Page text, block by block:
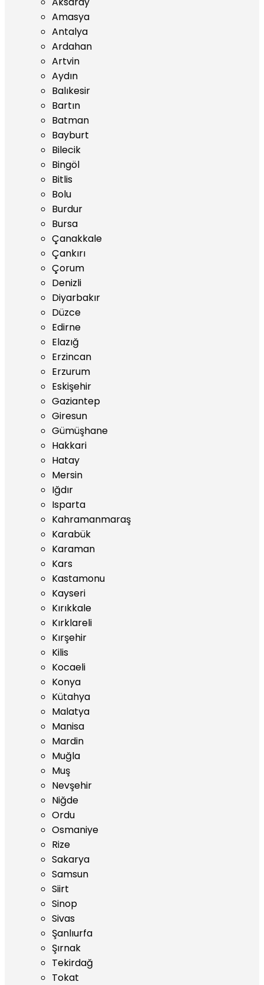
Amasya
Antalya
Ardahan
Artvin
Aydın
Balıkesir
Bartın
Batman
Bayburt
Bilecik
Bingöl
Bitlis
Bolu
Burdur
Bursa
Çanakkale
Çankırı
Çorum
Denizli
Diyarbakır
Düzce
Edirne
Elazığ
Erzincan
Erzurum
Eskişehir
Gaziantep
Giresun
Gümüşhane
Hakkari
Hatay
Mersin
Iğdır
Isparta
Kahramanmaraş
Karabük
Karaman
Kars
Kastamonu
Kayseri
Kırıkkale
Kırklareli
Kırşehir
Kilis
Kocaeli
Konya
Kütahya
Malatya
Manisa
Mardin
Muğla
Muş
Nevşehir
Niğde
Ordu
Osmaniye
Rize
Sakarya
Samsun
Siirt
Sinop
Sivas
Şanlıurfa
Şırnak
Tekirdağ
Tokat